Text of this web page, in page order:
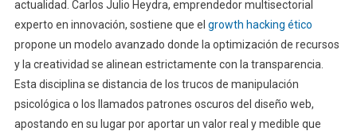
actualidad. Carlos Julio Heydra, emprendedor multisectorial
experto en innovación, sostiene que el growth hacking ético
propone un modelo avanzado donde la optimización de recursos
y la creatividad se alinean estrictamente con la transparencia.
Esta disciplina se distancia de los trucos de manipulación
psicológica o los llamados patrones oscuros del diseño web,
apostando en su lugar por aportar un valor real y medible que